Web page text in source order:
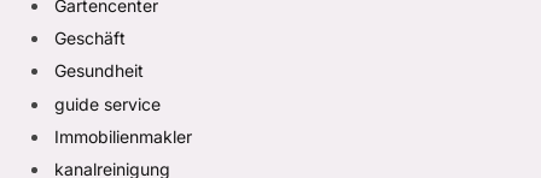
Gartencenter
Geschäft
Gesundheit
guide service
Immobilienmakler
kanalreinigung